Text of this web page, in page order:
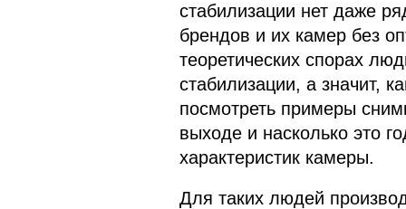
стабилизации нет даже
брендов и их камер без
теоретических спорах
стабилизации, а значит,
посмотреть примеры
выходе и насколько это
характеристик камеры.
Для таких людей